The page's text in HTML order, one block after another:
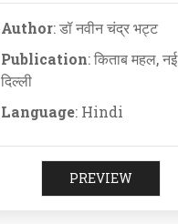
Author: डॉ नवीन चंद्र भट्ट
Publication: किताब महल, नई
दिल्ली
Language: Hindi
PREVIEW